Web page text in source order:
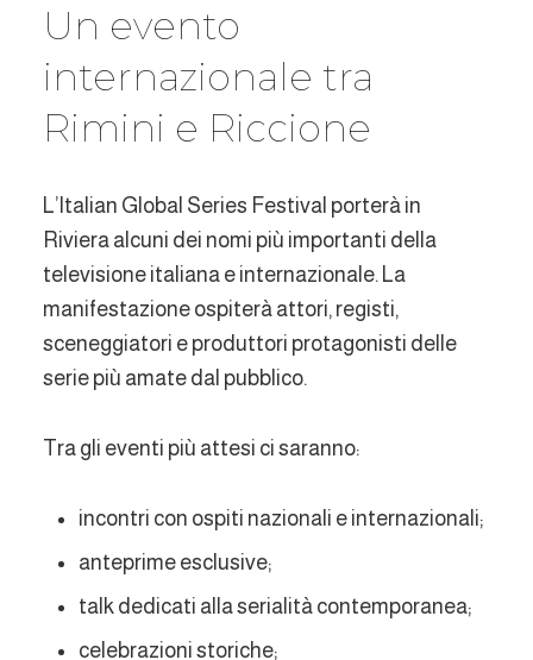
Un evento
internazionale tra
Rimini e Riccione
L’Italian Global Series Festival porterà in
Riviera alcuni dei nomi più importanti della
televisione italiana e internazionale. La
manifestazione ospiterà attori, registi,
sceneggiatori e produttori protagonisti delle
serie più amate dal pubblico.
Tra gli eventi più attesi ci saranno:
incontri con ospiti nazionali e internazionali;
anteprime esclusive;
talk dedicati alla serialità contemporanea;
celebrazioni storiche;